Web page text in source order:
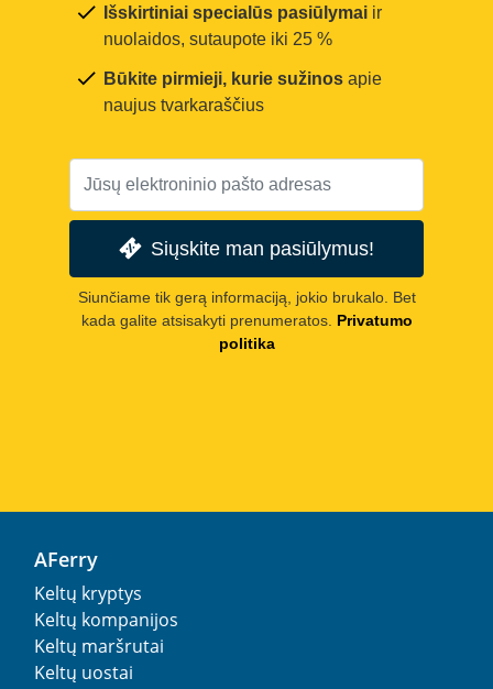
Išskirtiniai specialūs pasiūlymai ir
nuolaidos, sutaupote iki 25 %
Būkite pirmieji, kurie sužinos apie
naujus tvarkaraščius
Siųskite man pasiūlymus!
Siunčiame tik gerą informaciją, jokio brukalo. Bet
kada galite atsisakyti prenumeratos. Privatumo
politika
AFerry
Keltų kryptys
Keltų kompanijos
Keltų maršrutai
Keltų uostai